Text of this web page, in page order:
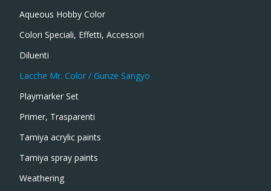
Aqueous Hobby Color
Colori Speciali, Effetti, Accessori
Diluenti
Lacche Mr. Color / Gunze Sangyo
Playmarker Set
Primer, Trasparenti
Tamiya acrylic paints
Tamiya spray paints
Weathering